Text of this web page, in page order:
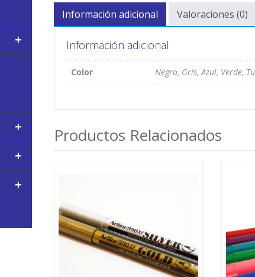
Información adicional Valoraciones (0)
Información adicional
Color Negro, Gris, Azul, Verde,
Productos Relacionados
+
+
+
+